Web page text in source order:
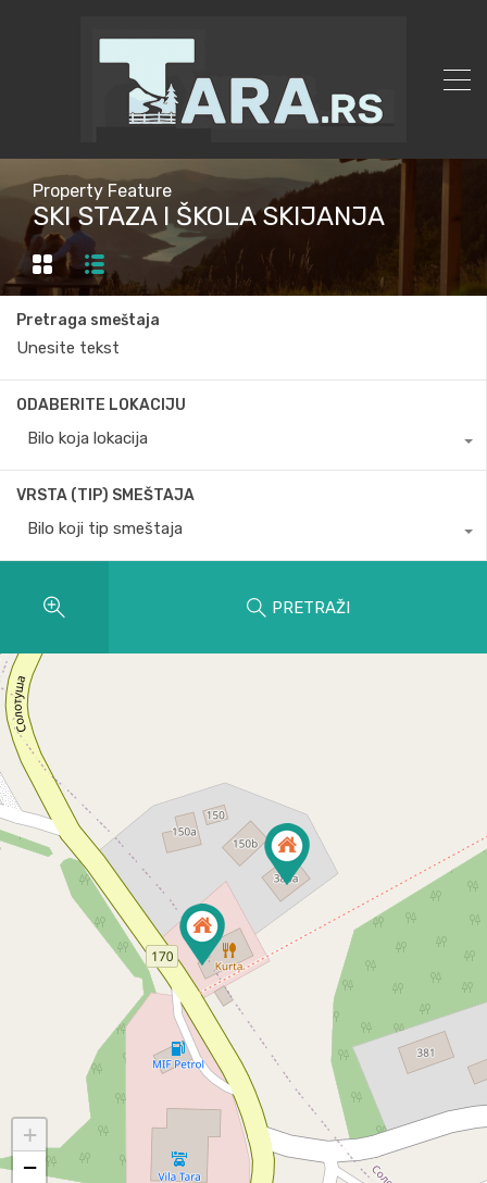
Property Feature
SKI STAZA I ŠKOLA SKIJANJA
Pretraga smeštaja
ODABERITE LOKACIJU
Bilo koja lokacija
VRSTA (TIP) SMEŠTAJA
Bilo koji tip smeštaja
PRETRAŽI
+
−